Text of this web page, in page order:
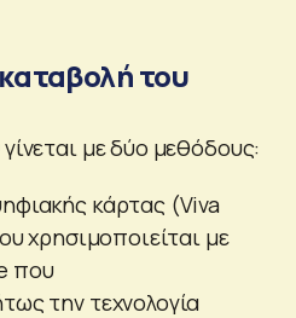
του
με δύο μεθόδους:
κάρτας (Viva
χρησιμοποιείται με
που
την τεχνολογία